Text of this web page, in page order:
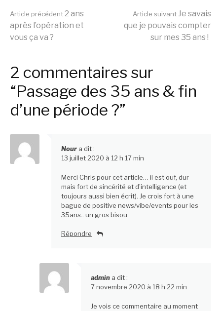
Lire
suite
Article précédent 2 ans
après l’opération et
vous ça va ?
Article suivant Je savais
que je pouvais compter
sur mes 35 ans !
2 commentaires sur
“Passage des 35 ans & fin
d’une période ?”
Nour a dit :
13 juillet 2020 à 12 h 17 min
Merci Chris pour cet article… il est ouf, dur
mais fort de sincérité et d’intelligence (et
toujours aussi bien écrit). Je crois fort à une
bague de positive news/vibe/events pour les
35ans.. un gros bisou
Répondre
admin a dit :
7 novembre 2020 à 18 h 22 min
Je vois ce commentaire au moment